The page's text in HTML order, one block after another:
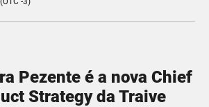
Pezente é a nova Chief
Strategy da Traive